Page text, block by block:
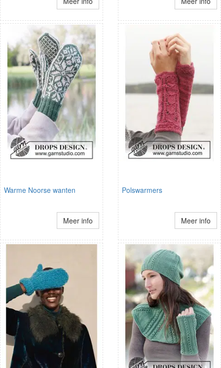
Warme Noorse wanten
Meer info
Polswarmers
Meer info